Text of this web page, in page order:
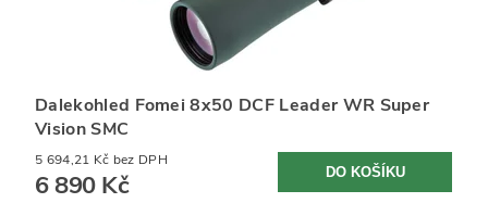
Dalekohled Fomei 8x50 DCF Leader WR Super
Vision SMC
5 694,21 Kč bez DPH
6 890 Kč